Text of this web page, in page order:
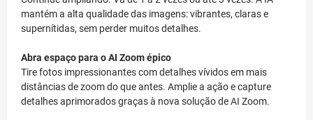
mantém a alta qualidade das imagens: vibrantes, claras e
supernítidas, sem perder muitos detalhes.
Abra espaço para o AI Zoom épico
Tire fotos impressionantes com detalhes vívidos em mais
distâncias de zoom do que antes. Amplie a ação e capture
detalhes aprimorados graças à nova solução de AI Zoom.